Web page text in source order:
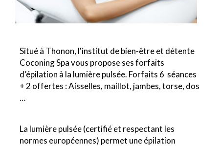
Situé à Thonon, l'institut de bien-être et détente
Coconing Spa vous propose ses forfaits
d’épilation à la lumière pulsée. Forfaits 6 séances
+ 2 offertes : Aisselles, maillot, jambes, torse, dos
…
La lumière pulsée (certifié et respectant les
normes européennes) permet une épilation